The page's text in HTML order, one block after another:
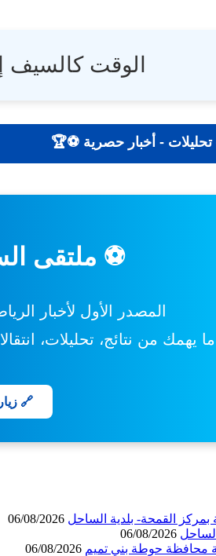
الوقت
| نتائج - تحليلات - أخبار
⚽ ملتقى
المصدر الأول لأخبار
يهمك من نتائج، تحليلات،
🔗
القمحة- بلدية الساحل 06/08/2026
06/08/2026
محافظة حوطة بني تميم 06/08/2026